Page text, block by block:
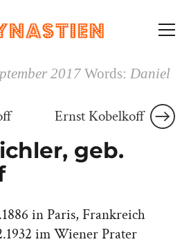
2017 Words: Daniel
Ernst Kobelkoff
geb.
in Paris, Frankreich
im Wiener Prater